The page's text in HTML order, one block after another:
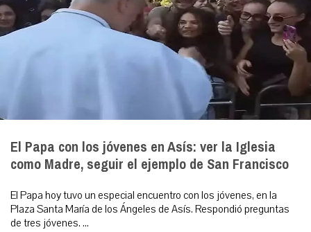
El Papa con los jóvenes en Asís: ver la Iglesia
como Madre, seguir el ejemplo de San Francisco
El Papa hoy tuvo un especial encuentro con los jóvenes, en la
Plaza Santa María de los Ángeles de Asís. Respondió preguntas
de tres jóvenes. ...